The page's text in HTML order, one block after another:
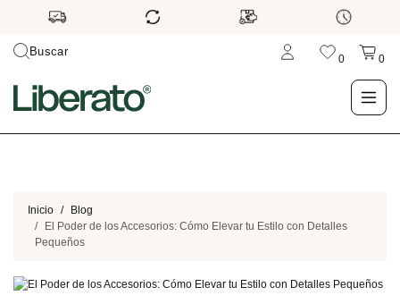
Buscar
0 0
TIENDA
Inicio
Blog
El Poder de los Accesorios: Cómo Elevar tu Estilo con Detalles
Pequeños